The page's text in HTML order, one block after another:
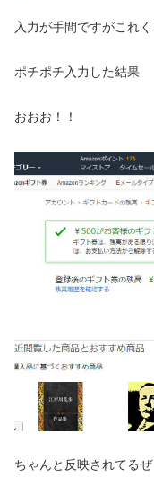
入力が手間ですがこれ
ポチポチ入力した結果
おおお！！
ちゃんと反映されてるぜ